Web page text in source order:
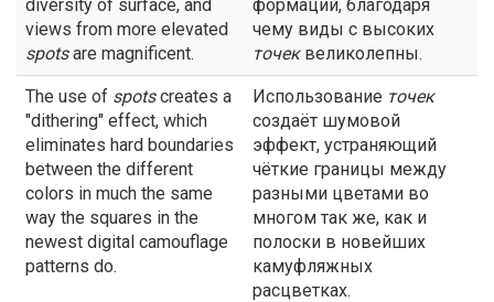
diversity of surface, and
views from more elevated
spotsare magnificent.
формаций, благодаря
чему виды с высоких
точеквеликолепны.
The use of spotscreates a
"dithering" effect, which
eliminates hard boundaries
between the different
colors in much the same
way the squares in the
newest digital camouflage
patterns do.
Использование точек
создаёт шумовой
эффект, устраняющий
чёткие границы между
разными цветами во
многом так же, как и
полоски в новейших
камуфляжных
расцветках.